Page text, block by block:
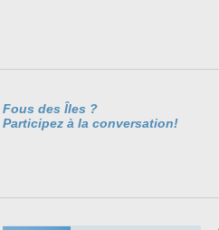
Fous des Îles ?
Participez à la conversation!